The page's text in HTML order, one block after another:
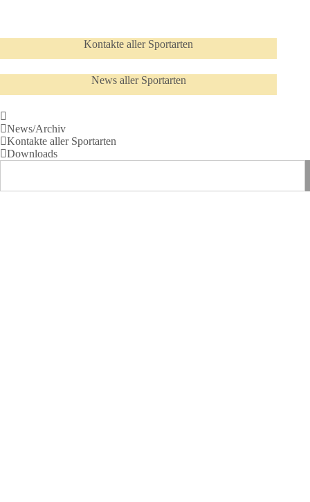
Kontakte aller Sportarten
News aller Sportarten
News/Archiv
Kontakte aller Sportarten
Downloads